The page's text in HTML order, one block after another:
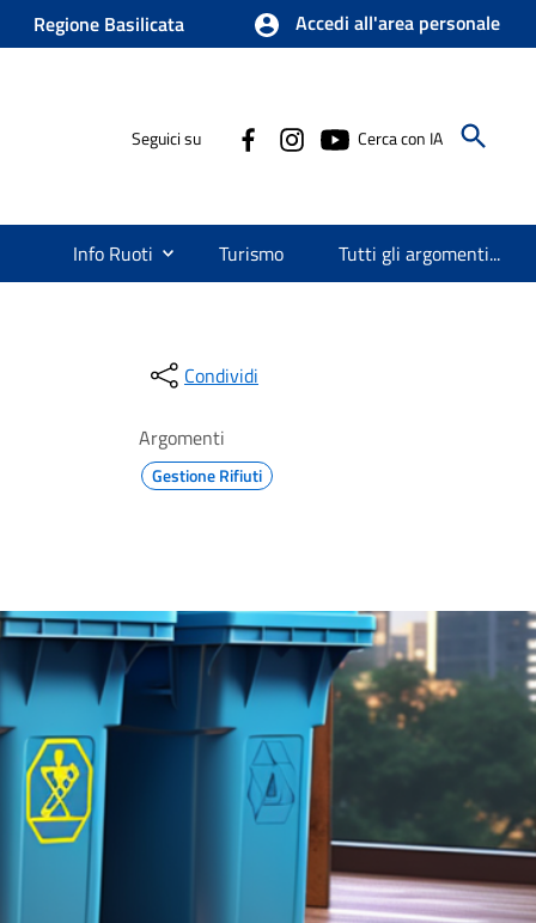
Regione Basilicata Accedi all'area personale
Seguici su Cerca con IA
Info Ruoti Turismo Tutti gli argomenti...
Condividi
Argomenti
Gestione Rifiuti